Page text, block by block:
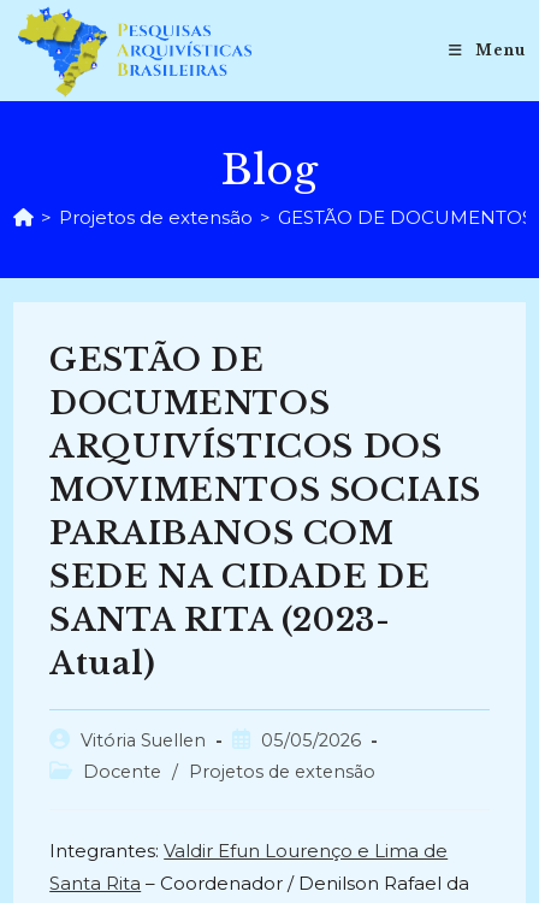
para
conteúdo
Menu
Blog
> Projetos de extensão > GESTÃO DE
GESTÃO DE
DOCUMENTOS
ARQUIVÍSTICOS DOS
MOVIMENTOS SOCIAIS
PARAIBANOS COM
SEDE NA CIDADE DE
SANTA RITA (2023-
Atual)
Autor
do
Vitória Suellen
Post
publicado:
05/05/2026
Categoria
Docente / Projetos de extensão
Integrantes:Valdir Efun Lourenço e Lima de
Santa Rita – Coordenador / Denilson Rafael da